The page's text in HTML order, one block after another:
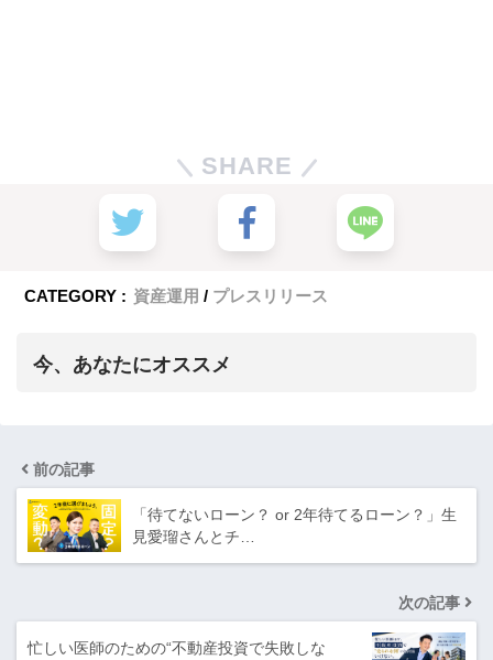
SHARE
CATEGORY : 資産運用 プレスリリース
今、あなたにオススメ
前の記事
「待てないローン？ or 2年待てるローン？」生
見愛瑠さんとチ…
次の記事
忙しい医師のための“不動産投資で失敗しな